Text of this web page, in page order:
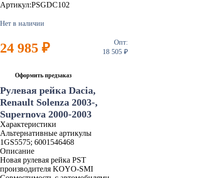
Артикул:PSGDC102
Нет в наличии
24 985 ₽
Опт:
18 505 ₽
Оформить предзаказ
Рулевая рейка Dacia,
Renault Solenza 2003-,
Supernova 2000-2003
Характеристики
Альтернативные артикулы
1GS5575; 6001546468
Описание
Новая рулевая рейка PST
производителя KOYO-SMI